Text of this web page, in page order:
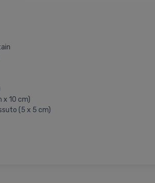
x 10 cm)
(5 x 5 cm)